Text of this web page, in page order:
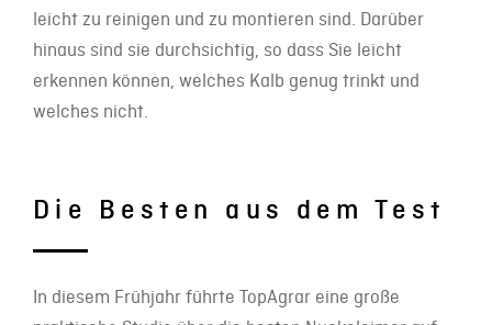
leicht zu reinigen und zu montieren sind. Darüber
hinaus sind sie durchsichtig, so dass Sie leicht
erkennen können, welches Kalb genug trinkt und
welches nicht.
Die Besten aus dem Test
In diesem Frühjahr führte TopAgrar eine große